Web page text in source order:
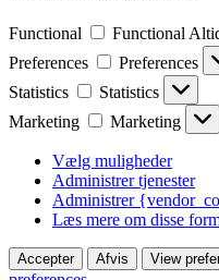
Functional Functional
Preferences
Preferences
Statistics
Statistics
Marketing
Marketing
Vælg muligheder
Administrer tjenester
Administrer
Læs mere om disse
Accepter Afvis View